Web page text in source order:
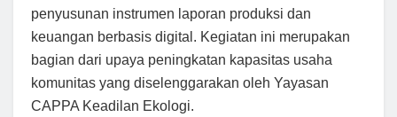
penyusunan instrumen laporan produksi dan
keuangan berbasis digital. Kegiatan ini merupakan
bagian dari upaya peningkatan kapasitas usaha
komunitas yang diselenggarakan oleh Yayasan
CAPPA Keadilan Ekologi.